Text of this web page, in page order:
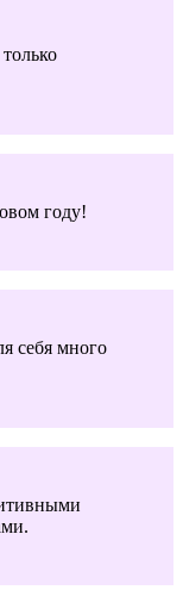
году!
себя много